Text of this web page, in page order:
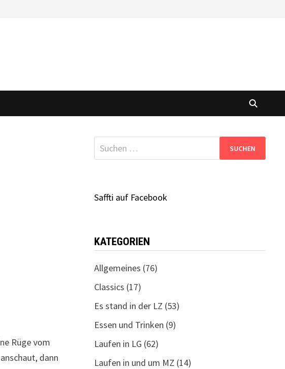
Rüge vom
dann
Suchen
nach:
Saffti auf Facebook
KATEGORIEN
Allgemeines (76)
Classics (17)
Es stand in der LZ (53)
Essen und Trinken (9)
Laufen in LG (62)
Laufen in und um MZ (14)